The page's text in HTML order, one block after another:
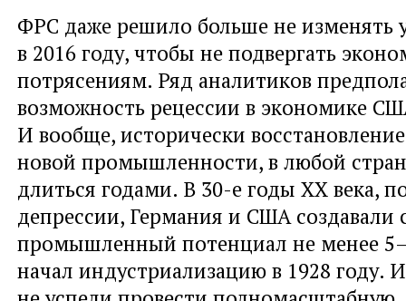
ФРС даже решило больше не изменять
в 2016 году, чтобы не подвергать
потрясениям. Ряд аналитиков
возможность рецессии в экономике
И вообще, исторически
новой промышленности, в любой
длиться годами. В 30-е годы ХХ века,
депрессии, Германия и США создавали
промышленный потенциал не менее
начал индустриализацию в 1928 году.